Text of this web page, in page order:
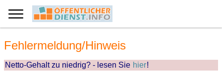
Fehlermeldung/Hinweis
Netto-Gehalt zu niedrig? - lesen Sie hier!